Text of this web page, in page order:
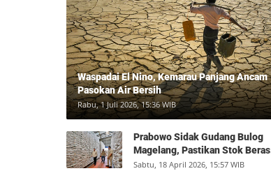
Waspadai El Nino, Kemarau Panjang Ancam
Pasokan Air Bersih
Rabu, 1 Juli 2026, 15:36 WIB
Prabowo Sidak Gudang Bulog
Magelang, Pastikan Stok Beras
Aman dan Distribusi Lancar
Sabtu, 18 April 2026, 15:57 WIB